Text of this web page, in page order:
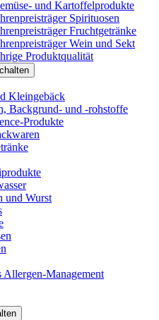
und Kartoffelprodukte
Spirituosen
Fruchtgetränke
Wein und Sekt
Produktqualität
Kleingebäck
Backgrund- und -rohstoffe
Produkte
und Wurst
Management